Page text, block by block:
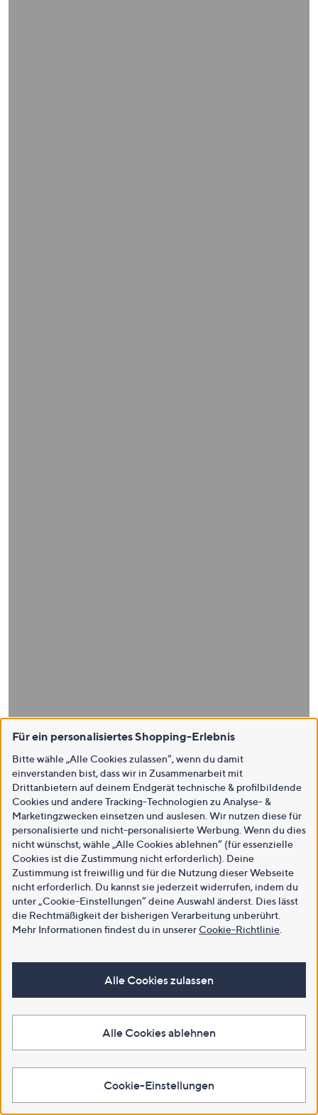
Für ein personalisiertes Shopping-Erlebnis
Bitte wähle „Alle Cookies zulassen“, wenn du damit
einverstanden bist, dass wir in Zusammenarbeit mit
Drittanbietern auf deinem Endgerät technische & profilbildende
Cookies und andere Tracking-Technologien zu Analyse- &
Marketingzwecken einsetzen und auslesen. Wir nutzen diese für
personalisierte und nicht-personalisierte Werbung. Wenn du dies
nicht wünschst, wähle „Alle Cookies ablehnen“ (für essenzielle
Cookies ist die Zustimmung nicht erforderlich). Deine
Zustimmung ist freiwillig und für die Nutzung dieser Webseite
nicht erforderlich. Du kannst sie jederzeit widerrufen, indem du
unter „Cookie-Einstellungen“ deine Auswahl änderst. Dies lässt
die Rechtmäßigkeit der bisherigen Verarbeitung unberührt.
Mehr Informationen findest du in unsererCookie-Richtlinie
Alle Cookies zulassen
Alle Cookies ablehnen
Cookie-Einstellungen